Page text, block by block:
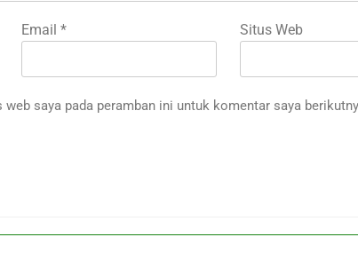
Email * Situs Web
saya pada peramban ini untuk komentar saya